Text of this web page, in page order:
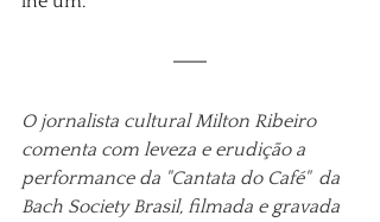
O jornalista cultural Milton Ribeiro
comenta com leveza e erudição a
performance da "Cantata do Café"  da
Bach Society Brasil, filmada e gravada